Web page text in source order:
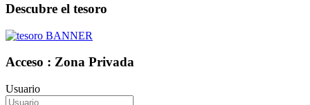
Descubre el tesoro
Acceso : Zona Privada
Usuario